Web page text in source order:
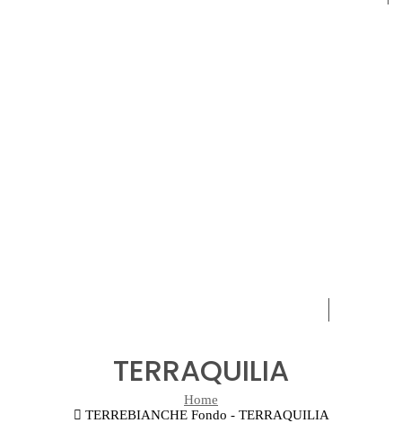
TERRAQUILIA
Home
TERREBIANCHE Fondo - TERRAQUILIA